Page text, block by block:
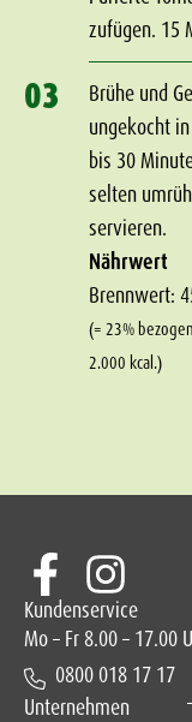
zufügen. 15
03
Brühe und
ungekocht
bis 30
selten
servieren.
Nährwert
Brennwert:
(= 23%
2.000 kcal.)
Unternehmen
Kundenservice
Mo – Fr 8.00 – 17.00
0800 018 17 17